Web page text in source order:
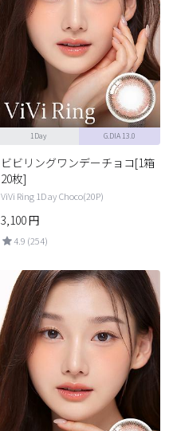
1Day G.DIA 13.0
ビビリングワンデーチョコ[1箱
20枚]
ViVi Ring 1Day Choco(20P)
3,100円
4.9 (254)